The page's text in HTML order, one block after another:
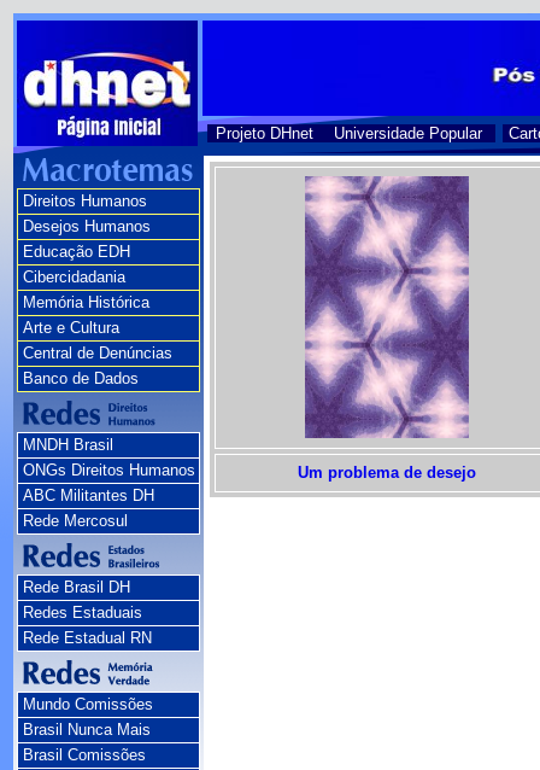
Projeto DHnet Universidade Popular
Direitos Humanos
Desejos Humanos
Educação EDH
Cibercidadania
Memória Histórica
Arte e Cultura
Central de Denúncias
Banco de Dados
MNDH Brasil
ONGs Direitos Humanos
ABC Militantes DH
Rede Mercosul
Rede Brasil DH
Redes Estaduais
Rede Estadual RN
Mundo Comissões
Brasil Nunca Mais
Brasil Comissões
Um problema de desejo